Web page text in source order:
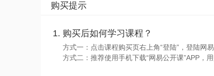
购买提示
购买后如何学习课程？
方式一：点击课程购买页右上角“登陆”，登陆网
方式二：推荐使用手机下载“网易公开课”APP，